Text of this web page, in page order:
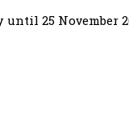
25 November